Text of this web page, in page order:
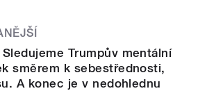
Trumpův mentální
směrem k sebestřednosti,
A konec je v nedohlednu